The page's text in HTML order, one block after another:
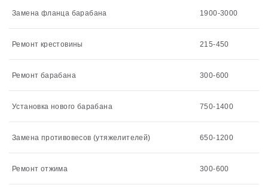
Замена фланца барабана 1900-3000
Ремонт крестовины 215-450
Ремонт барабана 300-600
Установка нового барабана 750-1400
Замена противовесов (утяжелителей) 650-1200
Ремонт отжима 300-600